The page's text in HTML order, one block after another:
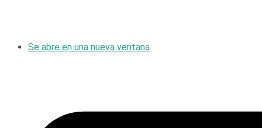
Se abre en una nueva ventana